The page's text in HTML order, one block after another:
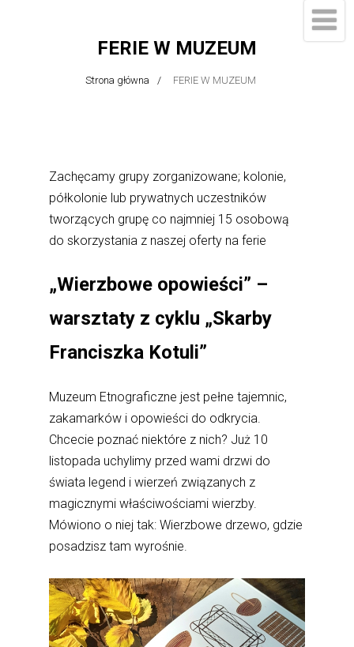
FERIE W MUZEUM
Strona główna FERIE W MUZEUM
Zachęcamy grupy zorganizowane; kolonie,
półkolonie lub prywatnych uczestników
tworzących grupę co najmniej 15 osobową
do skorzystania z naszej oferty na ferie
„Wierzbowe opowieści” –
warsztaty z cyklu „Skarby
Franciszka Kotuli”
Muzeum Etnograficzne jest pełne tajemnic,
zakamarków i opowieści do odkrycia.
Chcecie poznać niektóre z nich? Już 10
listopada uchylimy przed wami drzwi do
świata legend i wierzeń związanych z
magicznymi właściwościami wierzby.
Mówiono o niej tak: Wierzbowe drzewo, gdzie
posadzisz tam wyrośnie.